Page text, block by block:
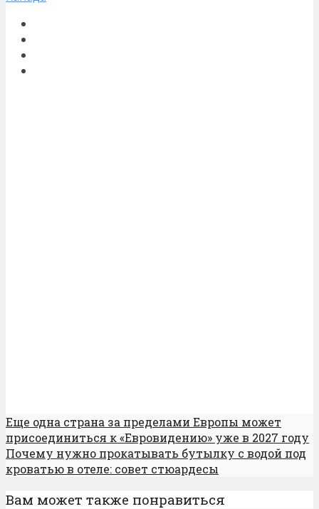
Еще одна страна за пределами Европы может
присоединиться к «Евровидению» уже в 2027 году
Почему нужно прокатывать бутылку с водой под
кроватью в отеле: совет стюардесы
Вам может также понравиться